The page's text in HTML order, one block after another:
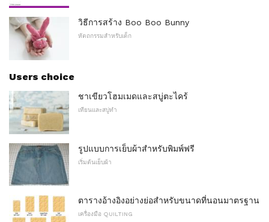
วิธีการสร้าง Boo Boo Bunny
หัตถกรรมสำหรับเด็ก
Users choice
ชาเขียวโฮมเมดและสบู่ตะไคร้
เทียนและสบู่ทำ
รูปแบบการเย็บผ้าสำหรับพิมพ์ฟรี
เริ่มต้นเย็บผ้า
ตารางอ้างอิงอย่างย่อสำหรับขนาดที่นอนมาตรฐาน
เครื่องมือ QUILTING